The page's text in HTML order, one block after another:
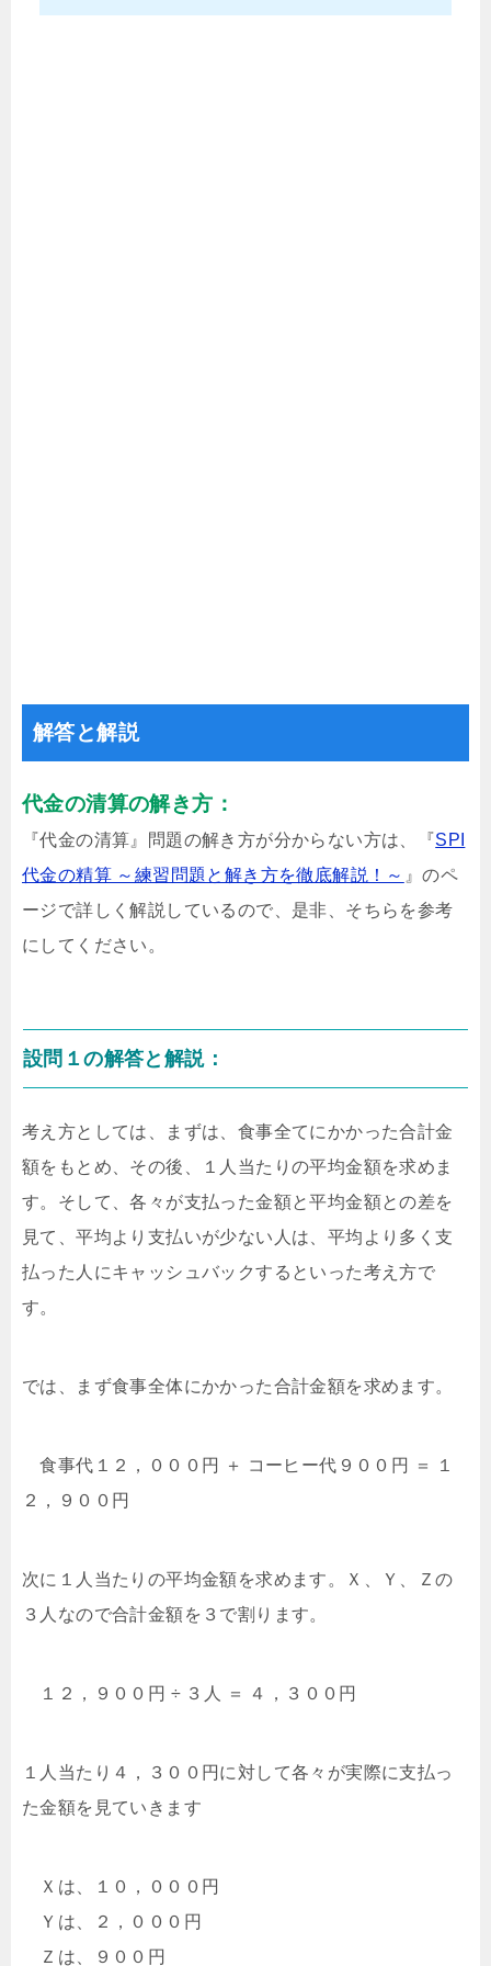
解答と解説
代金の清算の解き方：
『代金の清算』問題の解き方が分からない方は、『SPI
代金の精算 ～練習問題と解き方を徹底解説！～ 』のペ
ージで詳しく解説しているので、是非、そちらを参考
にしてください。
設問１の解答と解説：
考え方としては、まずは、食事全てにかかった合計金
額をもとめ、その後、１人当たりの平均金額を求めま
す。そして、各々が支払った金額と平均金額との差を
見て、平均より支払いが少ない人は、平均より多く支
払った人にキャッシュバックするといった考え方で
す。
では、まず食事全体にかかった合計金額を求めます。
食事代１２，０００円 ＋ コーヒー代９００円 ＝ １
２，９００円
次に１人当たりの平均金額を求めます。Ｘ、Ｙ、Ｚの
３人なので合計金額を３で割ります。
１２，９００円 ÷ ３人 ＝ ４，３００円
１人当たり４，３００円に対して各々が実際に支払っ
た金額を見ていきます
Ｘは、１０，０００円
Ｙは、２，０００円
Ｚは、９００円